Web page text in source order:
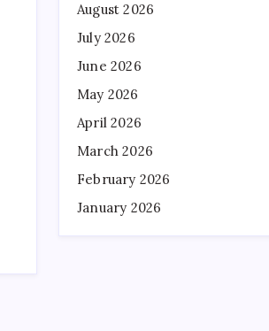
August 2026
July 2026
June 2026
May 2026
April 2026
March 2026
February 2026
January 2026